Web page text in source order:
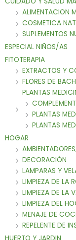
ALIMENTACION
COSMETICA
SUPLEMENTOS
ESPECIAL NIÑOS/AS
FITOTERAPIA
EXTRACTOS Y
FLORES DE
PLANTAS
PLANTAS
PLANTAS
HOGAR
DECORACIÓN
LAMPARAS Y
LIMPIEZA DE LA
LIMPIEZA DE LA
LIMPIEZA DEL
MENAJE DE
REPELENTE DE